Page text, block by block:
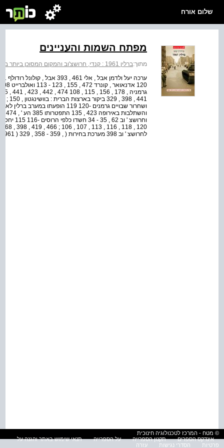
שלום אורח
מפתח השמות והעניינים
מתוך:ברלין 1961 : קנדי, חרושצ'וב והמקום המסוכן ביותר בתבל
לחרושצ ' וב 398 מערכת בחירות ( , 359 - 358 , 329 ( 1961 385 , 375 מצב בריאותו 120 , 116 , 1...
© מטח - המרכז לטכנולוגיה חינוכית
אינדקס הספרים
תקנון הספרייה על הספרייה
תנאי שימוש באתר והגנה על
פרטיות
הסדרי נגישות עזרה